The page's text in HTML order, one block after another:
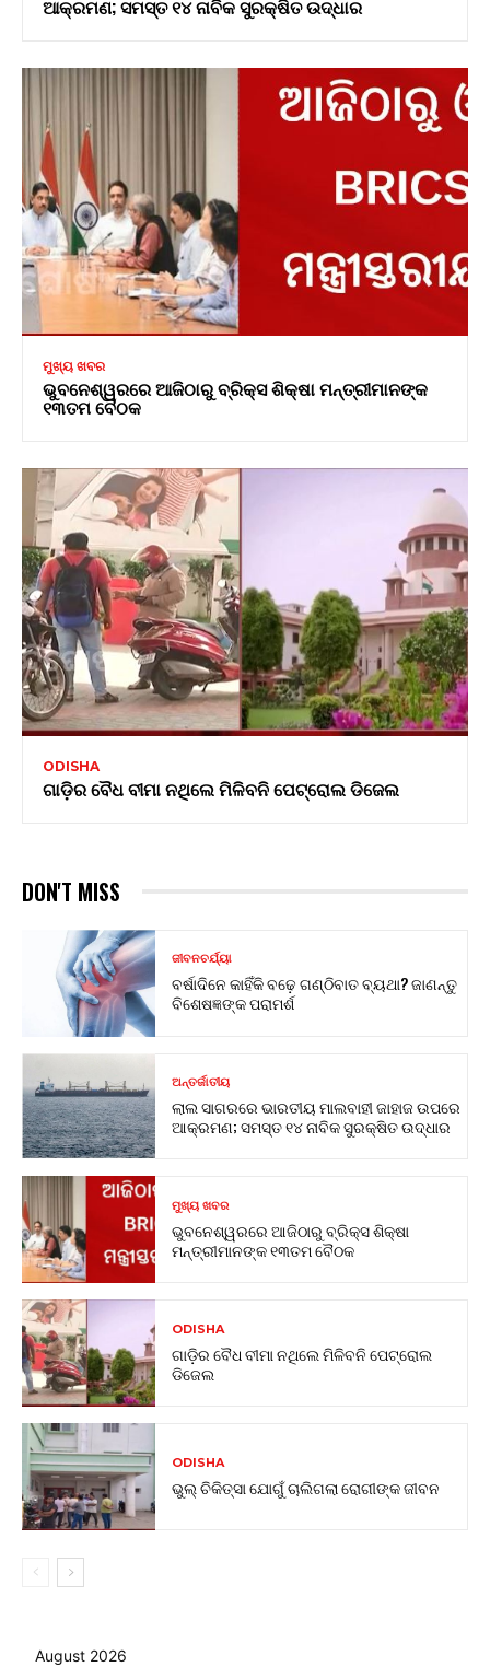
ଆକ୍ରମଣ; ସମସ୍ତ ୧୪ ନାବିକ ସୁରକ୍ଷିତ ଉଦ୍ଧାର
ମୁଖ୍ୟ ଖବର
ଭୁବନେଶ୍ୱରରେ ଆଜିଠାରୁ ବ୍ରିକ୍ସ ଶିକ୍ଷା ମନ୍ତ୍ରୀମାନଙ୍କ
୧୩ତମ ବୈଠକ
ODISHA
ଗାଡ଼ିର ବୈଧ ବୀମା ନଥିଲେ ମିଳିବନି ପେଟ୍ରୋଲ ଡିଜେଲ
DON'T MISS
ଜୀବନଚର୍ଯ୍ୟା
ବର୍ଷାଦିନେ କାହିଁକି ବଢ଼େ ଗଣ୍ଠିବାତ ବ୍ୟଥା? ଜାଣନ୍ତୁ
ବିଶେଷଜ୍ଞଙ୍କ ପରାମର୍ଶ
ଅନ୍ତର୍ଜାତୀୟ
ଲାଲ ସାଗରରେ ଭାରତୀୟ ମାଲବାହୀ ଜାହାଜ ଉପରେ
ଆକ୍ରମଣ; ସମସ୍ତ ୧୪ ନାବିକ ସୁରକ୍ଷିତ ଉଦ୍ଧାର
ମୁଖ୍ୟ ଖବର
ଭୁବନେଶ୍ୱରରେ ଆଜିଠାରୁ ବ୍ରିକ୍ସ ଶିକ୍ଷା
ମନ୍ତ୍ରୀମାନଙ୍କ ୧୩ତମ ବୈଠକ
ODISHA
ଗାଡ଼ିର ବୈଧ ବୀମା ନଥିଲେ ମିଳିବନି ପେଟ୍ରୋଲ
ଡିଜେଲ
ODISHA
ଭୁଲ୍ ଚିକିତ୍ସା ଯୋଗୁଁ ଚାଲିଗଲା ରୋଗୀଙ୍କ ଜୀବନ
August 2026